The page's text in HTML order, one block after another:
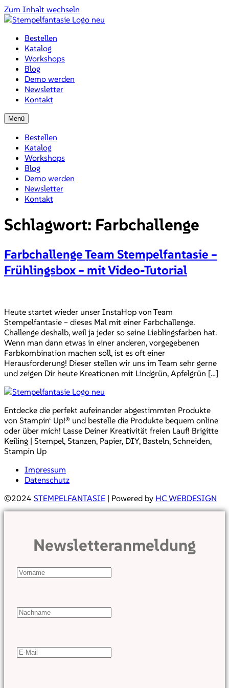
Zum Inhalt wechseln
Bestellen
Katalog
Workshops
Blog
Demo werden
Newsletter
Kontakt
Menü
Bestellen
Katalog
Workshops
Blog
Demo werden
Newsletter
Kontakt
Schlagwort: Farbchallenge
Farbchallenge Team Stempelfantasie –
Frühlingsbox – mit Video-Tutorial
Heute startet wieder unser InstaHop von Team
Stempelfantasie – dieses Mal mit einer Farbchallenge.
Challenge deshalb, weil ja jeder so seine Lieblingsfarben hat.
Wenn man dann etwas in einer anderen, vorgegebenen
Farbkombination machen soll, ist es oft einer
Herausforderung! Dieser stellen wir uns im Team sehr gerne
und zeigen Dir heute Kreationen mit Lindgrün, Apfelgrün […]
Entdecke die perfekt aufeinander abgestimmten Produkte
von Stampin‘ Up!® und bestelle die Produkte bequem online
oder über mich! Lasse Deiner Kreativität freien Lauf! Brigitte
Keiling | Stempel, Stanzen, Papier, DIY, Basteln, Schneiden,
Stampin Up
Impressum
Datenschutz
©2024 STEMPELFANTASIE | Powered by HC WEBDESIGN
Newsletteranmeldung